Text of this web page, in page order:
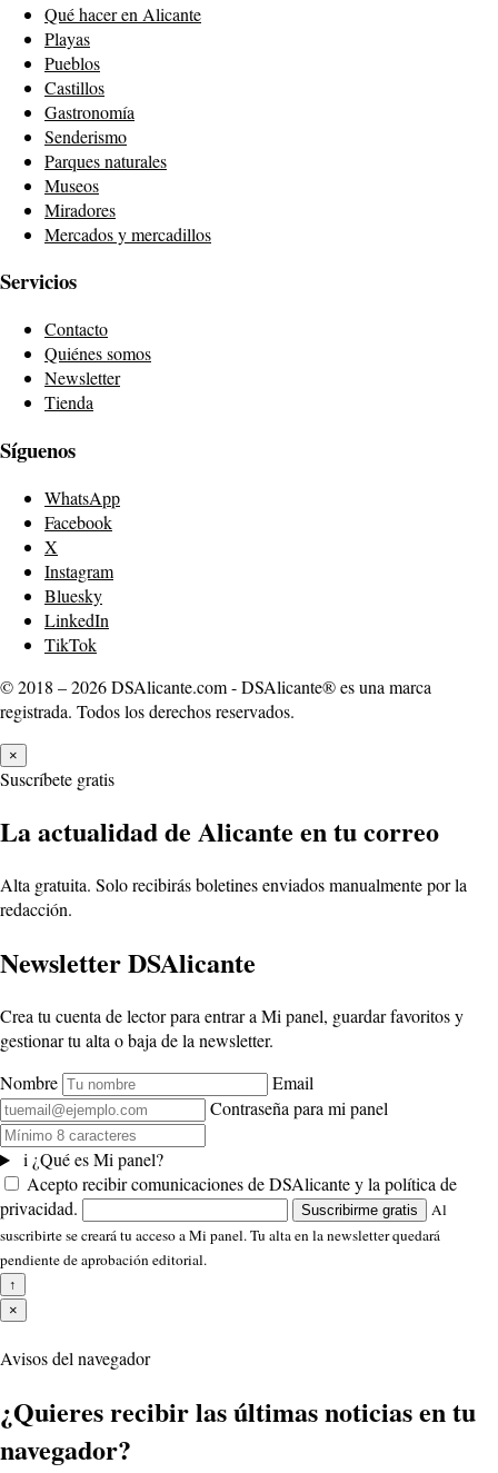
Qué hacer en Alicante
Playas
Pueblos
Castillos
Gastronomía
Senderismo
Parques naturales
Museos
Miradores
Mercados y mercadillos
Servicios
Contacto
Quiénes somos
Newsletter
Tienda
Síguenos
WhatsApp
Facebook
X
Instagram
Bluesky
LinkedIn
TikTok
© 2018 – 2026 DSAlicante.com - DSAlicante® es una marca
registrada. Todos los derechos reservados.
×
Suscríbete gratis
La actualidad de Alicante en tu correo
Alta gratuita. Solo recibirás boletines enviados manualmente por la
redacción.
Newsletter DSAlicante
Crea tu cuenta de lector para entrar a Mi panel, guardar favoritos y
gestionar tu alta o baja de la newsletter.
Nombre
Email
Contraseña para mi panel
i ¿Qué es Mi panel?
Acepto recibir comunicaciones de DSAlicante y la política de
privacidad.
Suscribirme gratis
Al
suscribirte se creará tu acceso a Mi panel. Tu alta en la newsletter quedará
pendiente de aprobación editorial.
↑
×
Avisos del navegador
¿Quieres recibir las últimas noticias en tu
navegador?